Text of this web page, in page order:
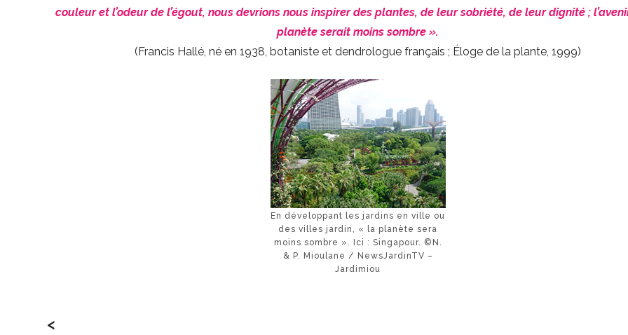
couleur et l’odeur de l’égout, nous devrions nous inspirer des plantes, de leur sobriété, de leur dignité ;
planète serait moins sombre ».
(Francis Hallé, né en 1938, botaniste et dendrologue français ; Éloge de la plante, 1999)
En développant les jardins en ville ou
des villes jardin, « la planète sera
moins sombre ». Ici : Singapour. ©N.
& P. Mioulane / NewsJardinTV –
Jardimiou
<